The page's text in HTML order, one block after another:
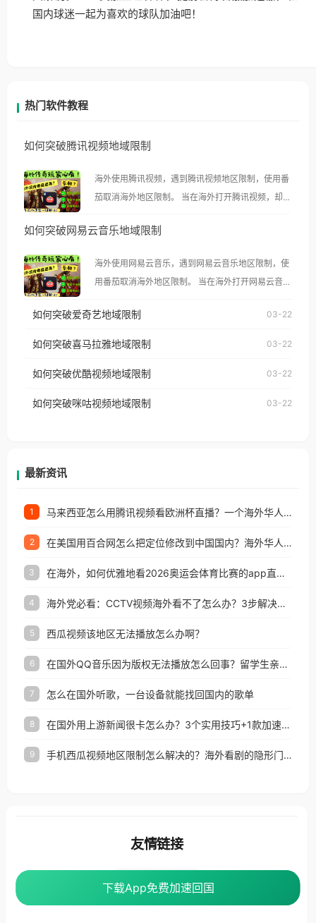
国内球迷一起为喜欢的球队加油吧！
热门软件教程
如何突破腾讯视频地域限制
海外使用腾讯视频，遇到腾讯视频地区限制，使用番
茄取消海外地区限制。 当在海外打开腾讯视频，却突
示语。 海外用户如香港、澳门、台湾、美国、加拿
像其他音乐平台一样，出现地区及版权限制问题，且
仅能在中国大陆地区播放。 遇到这个问题的朋友们，
使用番茄回国加速器，即可解决「海外用户收听腾讯
台湾、美国、加拿大、澳大利亚、欧洲等国家和地区
权限制所困扰。
如何突破网易云音乐地域限制
海外使用网易云音乐，遇到网易云音乐地区限制，使
用番茄取消海外地区限制。 当在海外打开网易云音
播放”的提示语。 海外用户如香港、澳门、台湾、美
国、加拿大、澳大利亚、欧洲等国家和地区时，网易
制问题，且仅能在中国大陆地区播放。 遇到这个问题
户收听网易云音乐地区版权限制」的问题，无论人在
如何突破爱奇艺地域限制 03-22
如何突破喜马拉雅地域限制 03-22
如何突破优酷视频地域限制 03-22
如何突破咪咕视频地域限制 03-22
最新资讯
1 马来西亚怎么用腾讯视频看欧洲杯直播？一个海外华人的真实困扰与破解
2 在美国用百合网怎么把定位修改到中国国内？海外华人必备的回国加速指南
3 在海外，如何优雅地看2026奥运会体育比赛的app直播？
4 海外党必看：CCTV视频海外看不了怎么办？3步解决地区限制+追剧自由
5 西瓜视频该地区无法播放怎么办啊？
6 在国外QQ音乐因为版权无法播放怎么回事？留学生亲测有效的解决办法
7 怎么在国外听歌，一台设备就能找回国内的歌单
8 在国外用上游新闻很卡怎么办？3个实用技巧+1款加速器解决海外看国内内容难题
9 手机西瓜视频地区限制怎么解决的？海外看剧的隐形门与钥匙
下载App免费加速回国
下载App免费加速回国
友情链接